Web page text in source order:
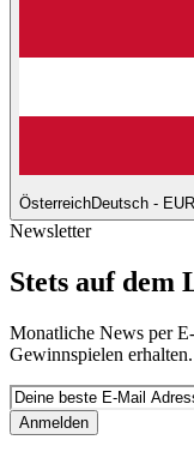
ÖsterreichDeutsch - EUR
Newsletter
Stets auf dem
Monatliche News per
Gewinnspielen
Anmelden